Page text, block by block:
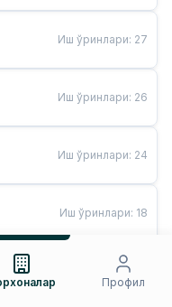
Иш ўринлари: 27
Иш ўринлари: 26
Иш ўринлари: 24
Иш ўринлари: 18
Иш ўринлари
Профил